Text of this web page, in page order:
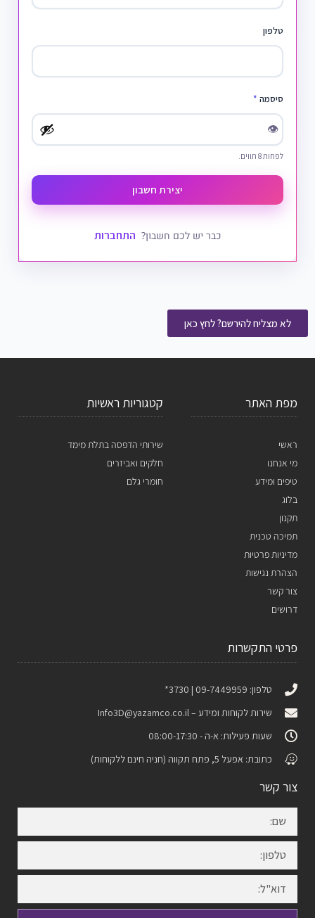
טלפון
סיסמה *
👁
לפחות 8 תווים.
יצירת חשבון
כבר יש לכם חשבון? התחברות
לא מצליח להירשם? לחץ כאן
מפת האתר
ראשי
מי אנחנו
טיפים ומידע
בלוג
תקנון
תמיכה טכנית
מדיניות פרטיות
הצהרת נגישות
צור קשר
דרושים
קטגוריות ראשיות
שירותי הדפסה בתלת מימד
חלקים ואביזרים
חומרי גלם
פרטי התקשרות
טלפון: 09-7449959 | 3730*
שירות לקוחות ומידע – Info3D@yazamco.co.il
שעות פעילות: א-ה - 08:00-17:30
כתובת: אפעל 5, פתח תקווה (חניה חינם ללקוחות)
צור קשר